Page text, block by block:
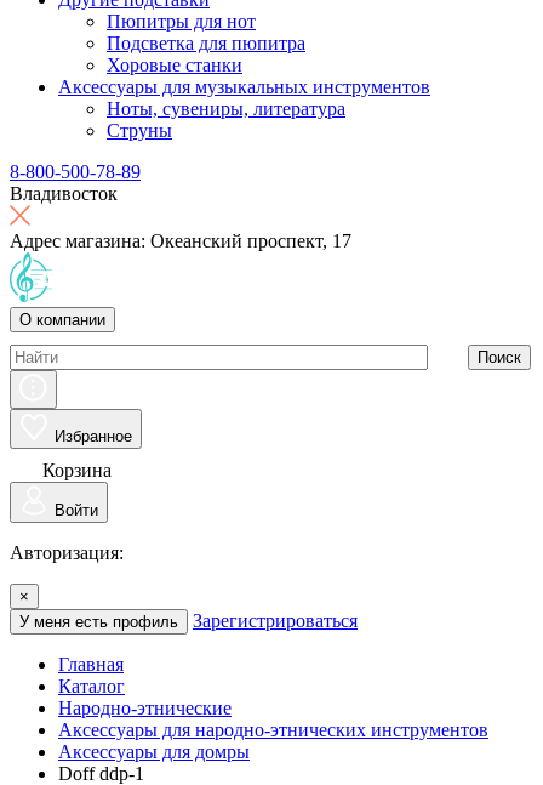
Пюпитры для нот
Подсветка для пюпитра
Хоровые станки
Аксессуары для музыкальных инструментов
Ноты, сувениры, литература
Струны
8-800-500-78-89
Владивосток
Адрес магазина: Океанский проспект, 17
О компании
Поиск
Избранное
Корзина
Войти
Авторизация:
×
У меня есть профиль
Зарегистрироваться
Главная
Каталог
Народно-этнические
Аксессуары для народно-этнических инструментов
Аксессуары для домры
Doff ddp-1